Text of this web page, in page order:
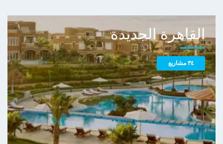
القاهرة الجديدة
٣٤ مشاريع